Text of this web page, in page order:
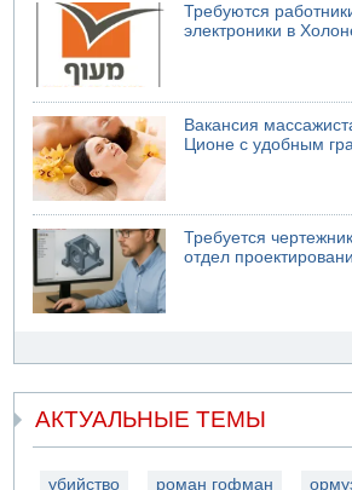
Требуются
электроники в
Вакансия
Ционе с удобным
Требуется
отдел
АКТУАЛЬНЫЕ ТЕМЫ
убийство роман гофман